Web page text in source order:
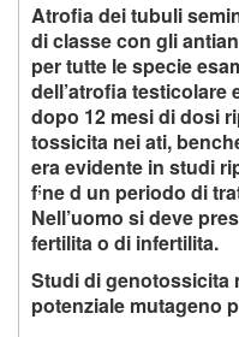
Atrofia dei tubuli
di classe con gli
per tutte le specie
dell’atrofia testicolare
dopo 12 mesi di dosi
tossicita nei ati,
era evidente in studi
f;ne d un periodo di
Nell’uomo si deve
fertilita o di infertilita.
Studi di genotossicita
potenziale mutageno